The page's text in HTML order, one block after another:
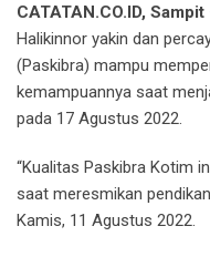
CATATAN.CO.ID, Sampit
Halikinnor yakin dan
(Paskibra) mampu
kemampuannya saat
pada 17 Agustus 2022.
“Kualitas Paskibra Kotim
saat meresmikan
Kamis, 11 Agustus 2022.